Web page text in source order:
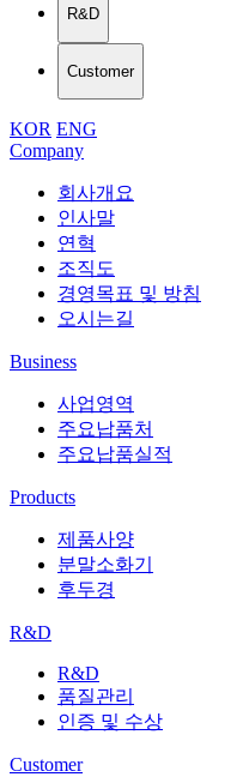
R&D
Customer
KOR ENG
Company
회사개요
인사말
연혁
조직도
경영목표 및 방침
오시는길
Business
사업영역
주요납품처
주요납품실적
Products
제품사양
분말소화기
후두경
R&D
R&D
품질관리
인증 및 수상
Customer